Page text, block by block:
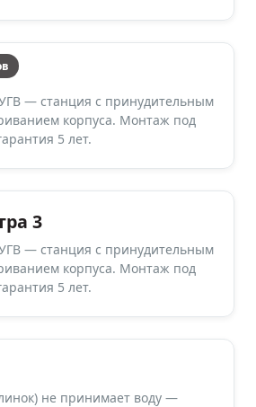
— станция с принудительным
корпуса. Монтаж под
5 лет.
3
— станция с принудительным
корпуса. Монтаж под
5 лет.
не принимает воду —